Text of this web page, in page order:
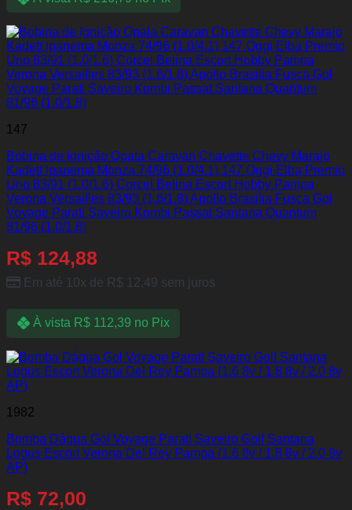
147
Bobina de Ignição Opala Caravan Chavette Chevy Marajo
Kadett Ipanema Monza 74/96 (1.0/4.1) 147 Oggi Elba Premio
Uno 83/91 (1.0/1.6) Corcel Belina Escort Hobby Pampa
Verona Versailles 83/93 (1.6/1.8) Apollo Brasilia Fusca Gol
Voyage Parati Saveiro Kombi Passat Santana Quantum
81/96 (1.0/1.8)
R$ 124,88
Em até 10x de R$ 12,49 sem juros
À vista R$112,39 no Pix
1982
Bomba Dágua Gol Voyage Parati Saveiro Golf Santana
Logus Escort Verona Del Rey Pampa (1.6 8v / 1.8 8v / 2.0 8v
AP)
R$ 72,00